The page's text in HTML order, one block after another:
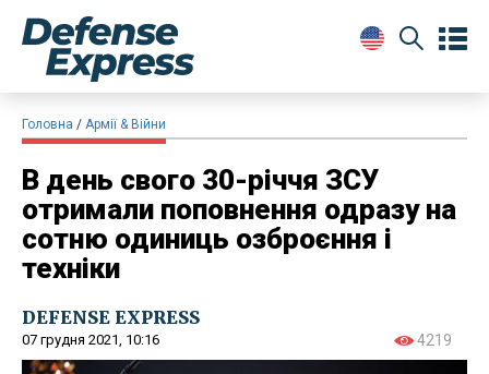
Головна Армії & Війни
В день свого 30-річчя ЗСУ
отримали поповнення одразу на
сотню одиниць озброєння і
техніки
DEFENSE EXPRESS
07 грудня 2021, 10:16 4219